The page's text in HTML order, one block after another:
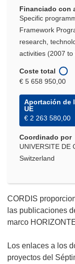
Financiado con
Specific
Framework
research,
activities (2007 to
Coste total
€ 5 658 950,00
Aportación de
UE
€ 2 263 580,00
Coordinado por
UNIVERSITE DE
Switzerland
CORDIS
las publicaciones
marco
Los enlaces a los
proyectos del